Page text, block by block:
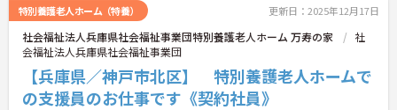
特別養護老人ホーム（特養） 更新日：2025年12月17日
社会福祉法人兵庫県社会福祉事業団特別養護老人ホーム 万寿の家
社
会福祉法人兵庫県社会福祉事業団
【兵庫県／神戸市北区】 特別養護老人ホームで
の支援員のお仕事です《契約社員》